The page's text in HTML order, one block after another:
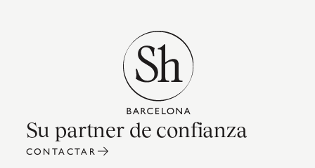
Su partner de confianza
CONTACTAR